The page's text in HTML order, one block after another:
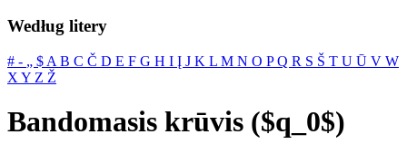
Według litery
# ‐ „ $ A B C Č D E F G H I Į J K L M N O PQ R S Š T U Ū V W
X Y Z Ž
Bandomasis krūvis ($q_0$)